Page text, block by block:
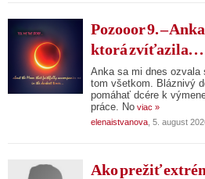
Pozooor 9. –
ktorá zvíťazila. . .
Anka sa mi dnes ozvala
tom všetkom. Bláznivý
pomáhať dcére k
práce. No viac »
elenaistvanova , 5. august
Ako prežiť